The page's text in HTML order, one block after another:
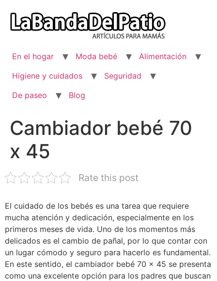
contenido
En el hogar Moda bebé
Alimentación
Higiene y cuidados
Seguridad
De paseo
Blog
Cambiador bebé 70
x 45
Rate this post
El cuidado de los bebés es una tarea que requiere
mucha atención y dedicación, especialmente en los
primeros meses de vida. Uno de los momentos más
delicados es el cambio de pañal, por lo que contar con
un lugar cómodo y seguro para hacerlo es fundamental.
En este sentido, el cambiador bebé 70 x 45 se presenta
como una excelente opción para los padres que buscan